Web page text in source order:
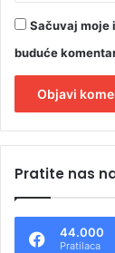
Sačuvaj moje
buduće
tPratite nas
44.000
Pratilaca